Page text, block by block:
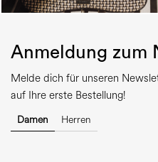
Anmeldung zum
Melde dich für unseren
auf Ihre erste Bestellung!
Damen Herren